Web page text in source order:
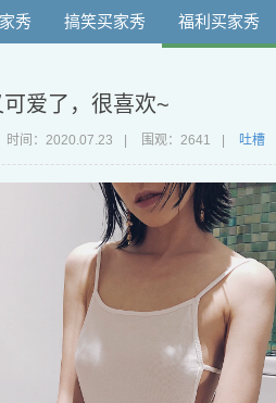
秀 搞笑买家秀 福利买家秀
爱了，很喜欢~
时间： 2020.07.23 围观：2641 吐槽